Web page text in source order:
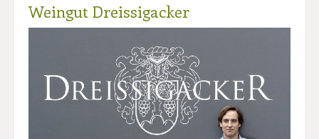
Weingut Dreissigacker